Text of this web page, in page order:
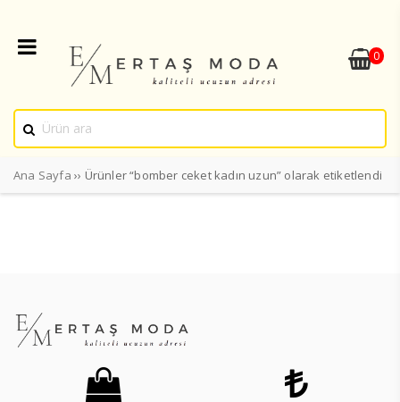
0
Ana Sayfa ›› Ürünler “bomber ceket kadın uzun” olarak etiketlendi